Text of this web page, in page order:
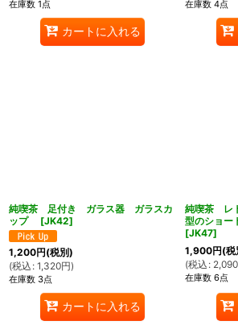
在庫数 1点
カートに入れる
在庫数 4点
純喫茶 足付き ガラス器 ガラスカ
ップ
[JK42]
1,200円(税別)
(税込 : 1,320円)
在庫数 3点
カートに入れる
純喫茶 レ
型のショ
[JK47]
1,900円(税
(税込 : 2,090
在庫数 6点